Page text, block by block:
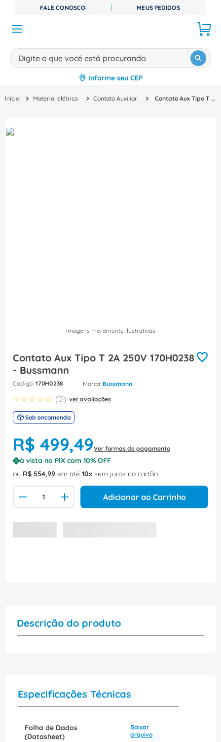
FALE CONOSCO MEUS PEDIDOS
Digite o que você está procurando
Informe seu CEP
Material elétrico Contato Auxiliar Contato Aux Tipo T 2A 250V 170H0238 - Bussmann
Imagens meramente ilustrativas
Contato Aux Tipo T 2A 250V 170H0238
- Bussmann
: 170H0238 Bussmann
☆ ☆ ☆ ☆ ☆ (0) ver avaliações
Sob encomenda
R$ 499,49Ver formas de pagamento
à vista no PIX com 10% OFF
ou R$ 554,99 em até 10 sem juros no cartão
Adicionar ao Carrinho
Descrição do produto
Especificações Técnicas
Folha de Dados
(Datasheet)
Baixar
arquivo
TERMOS MAIS BUSCADOS
º disjuntor